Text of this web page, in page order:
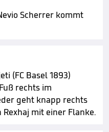
Scherrer kommt
(FC Basel 1893)
rechts im
geht knapp rechts
mit einer Flanke.